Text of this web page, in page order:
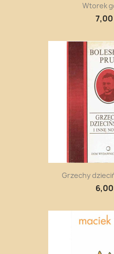
Wtorek
7,00
Grzechy
6,00